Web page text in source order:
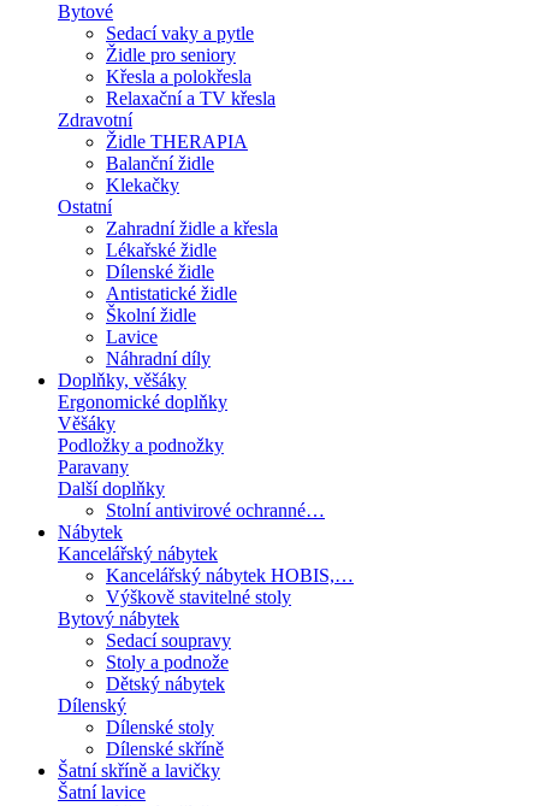
Bytové
Sedací vaky a pytle
Židle pro seniory
Křesla a polokřesla
Relaxační a TV křesla
Zdravotní
Židle THERAPIA
Balanční židle
Klekačky
Ostatní
Zahradní židle a křesla
Lékařské židle
Dílenské židle
Antistatické židle
Školní židle
Lavice
Náhradní díly
Doplňky, věšáky
Ergonomické doplňky
Věšáky
Podložky a podnožky
Paravany
Další doplňky
Stolní antivirové ochranné…
Nábytek
Kancelářský nábytek
Kancelářský nábytek HOBIS,…
Výškově stavitelné stoly
Bytový nábytek
Sedací soupravy
Stoly a podnože
Dětský nábytek
Dílenský
Dílenské stoly
Dílenské skříně
Šatní skříně a lavičky
Šatní lavice